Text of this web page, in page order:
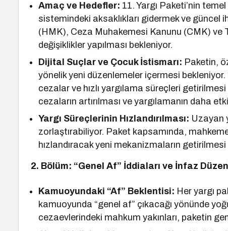
Amaç ve Hedefler: 11. Yargı Paketi’nin
sistemindeki aksaklıkları gidermek ve
(HMK), Ceza Muhakemesi Kanunu (CMK) ve
değişiklikler yapılması bekleniyor.
Dijital Suçlar ve Çocuk İstismarı: Paketin,
yönelik yeni düzenlemeler içermesi
cezalar ve hızlı yargılama süreçleri
cezaların artırılması ve yargılamanın daha
Yargı Süreçlerinin Hızlandırılması: Uzayan
zorlaştırabiliyor. Paket kapsamında,
hızlandıracak yeni mekanizmaların
2. Bölüm: “Genel Af” İddiaları ve İnfaz
Kamuoyundaki “Af” Beklentisi: Her yargı
kamuoyunda “genel af” çıkacağı yönünde
cezaevlerindeki mahkum yakınları, paketin